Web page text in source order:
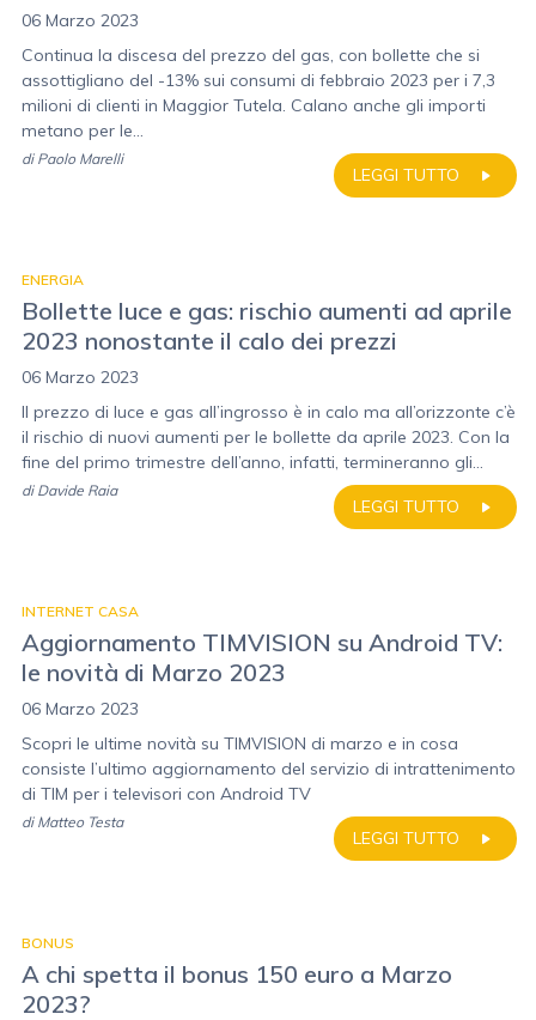
06 Marzo 2023
Continua la discesa del prezzo del gas, con bollette che si
assottigliano del -13% sui consumi di febbraio 2023 per i 7,3
milioni di clienti in Maggior Tutela. Calano anche gli importi
metano per le...
LEGGI TUTTO
di Paolo Marelli
ENERGIA
Bollette luce e gas: rischio aumenti ad aprile
2023 nonostante il calo dei prezzi
06 Marzo 2023
Il prezzo di luce e gas all’ingrosso è in calo ma all’orizzonte c’è
il rischio di nuovi aumenti per le bollette da aprile 2023. Con la
fine del primo trimestre dell’anno, infatti, termineranno gli...
LEGGI TUTTO
di Davide Raia
INTERNET CASA
Aggiornamento TIMVISION su Android TV:
le novità di Marzo 2023
06 Marzo 2023
Scopri le ultime novità su TIMVISION di marzo e in cosa
consiste l’ultimo aggiornamento del servizio di intrattenimento
di TIM per i televisori con Android TV
LEGGI TUTTO
di Matteo Testa
BONUS
A chi spetta il bonus 150 euro a Marzo
2023?